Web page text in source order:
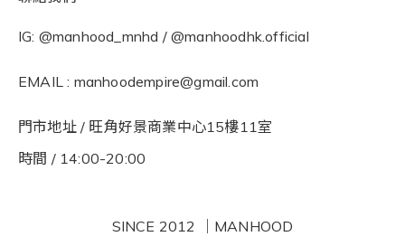
IG: @manhood_mnhd / @manhoodhk.official
EMAIL : manhoodempire@gmail.com
門市地址 / 旺角好景商業中心15樓11室
時間 / 14:00-20:00
SINCE 2012 ｜MANHOOD